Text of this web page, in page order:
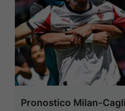
Pronostico Milan-